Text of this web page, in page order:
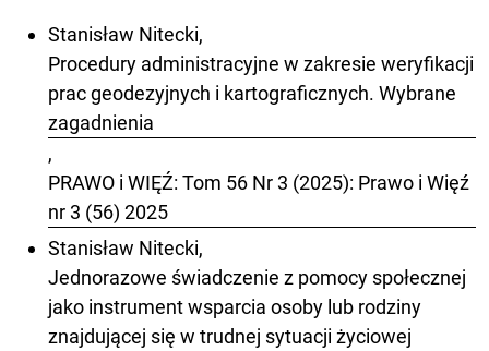
Stanisław Nitecki,
Procedury administracyjne w zakresie weryfikacji
prac geodezyjnych i kartograficznych. Wybrane
zagadnienia
,
PRAWO i WIĘŹ: Tom 56 Nr 3 (2025): Prawo i Więź
nr 3 (56) 2025
Stanisław Nitecki,
Jednorazowe świadczenie z pomocy społecznej
jako instrument wsparcia osoby lub rodziny
znajdującej się w trudnej sytuacji życiowej